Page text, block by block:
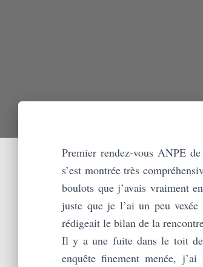
Premier rendez-vous ANPE
s’est montrée très
boulots que j’avais vraiment
juste que je l’ai un peu
rédigeait le bilan de la
Il y a une fuite dans le toit
enquête finement menée,